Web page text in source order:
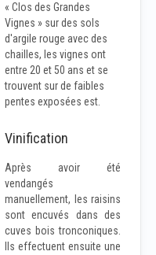
« Clos des Grandes
Vignes » sur des sols
d'argile rouge avec des
chailles, les vignes ont
entre 20 et 50 ans et se
trouvent sur de faibles
pentes exposées est.
Vinification
Après avoir été
vendangés
manuellement, les raisins
sont encuvés dans des
cuves bois tronconiques.
Ils effectuent ensuite une